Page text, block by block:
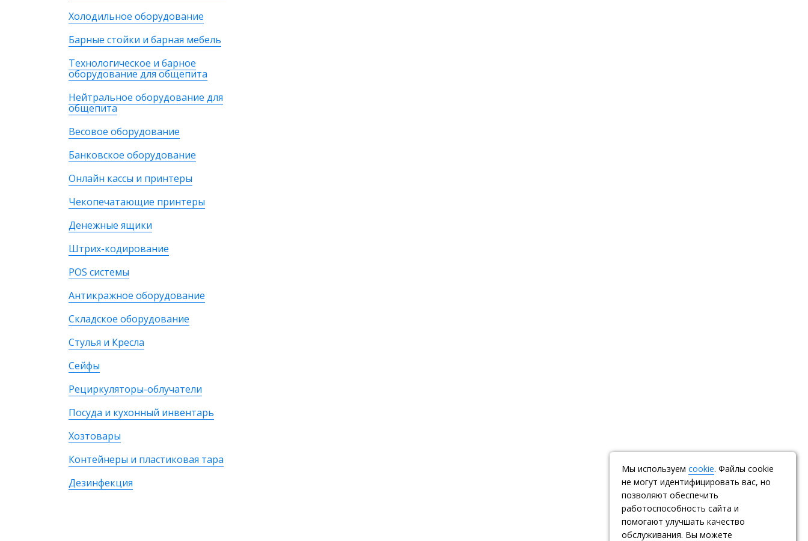
Холодильное оборудование
Барные стойки и барная мебель
Технологическое и барное
оборудование для общепита
Нейтральное оборудование для
общепита
Весовое оборудование
Банковское оборудование
Онлайн кассы и принтеры
Чекопечатающие принтеры
Денежные ящики
Штрих-кодирование
POS системы
Антикражное оборудование
Складское оборудование
Стулья и Кресла
Сейфы
Рециркуляторы-облучатели
Посуда и кухонный инвентарь
Хозтовары
Контейнеры и пластиковая тара
Дезинфекция
Мы используем cookie. Файлы cookie
не могут идентифицировать вас, но
позволяют обеспечить
работоспособность сайта и
помогают улучшать качество
обслуживания. Вы можете